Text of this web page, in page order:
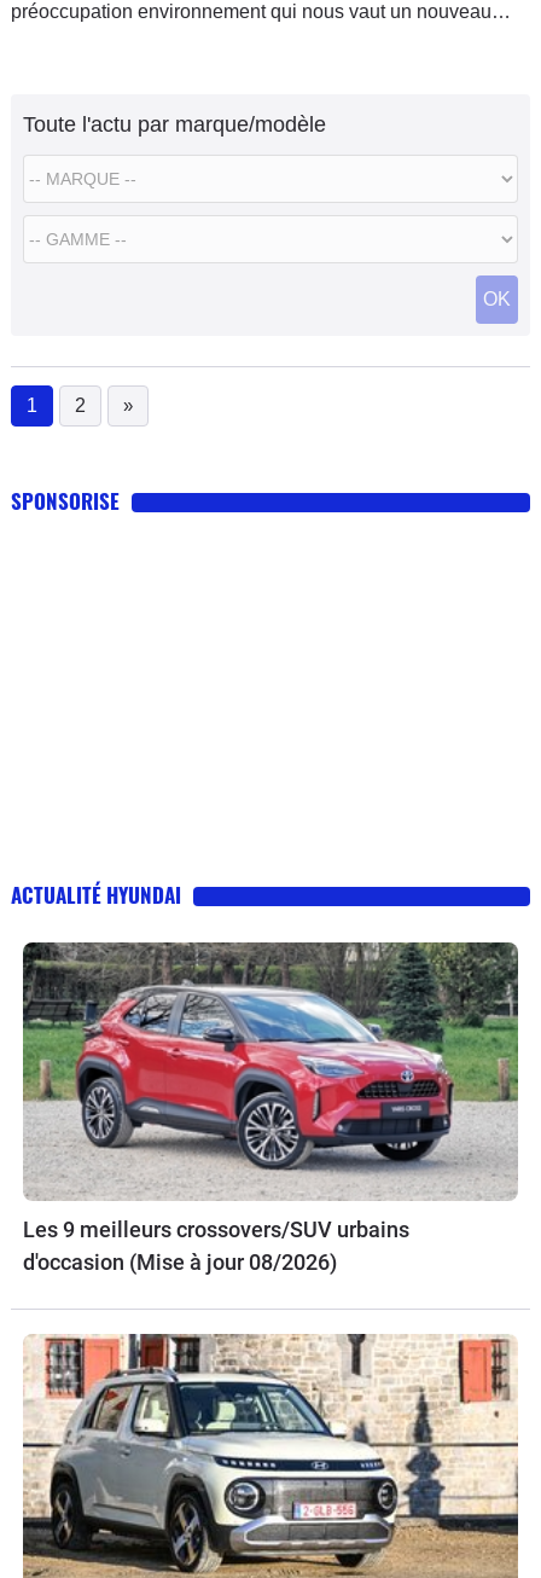
préoccupation environnement qui nous vaut un nouveau
Toute l'actu par marque/modèle
OK
1
(current)
2 »
SPONSORISE
ACTUALITÉ HYUNDAI
Les 9 meilleurs crossovers/SUV urbains
d'occasion (Mise à jour 08/2026)